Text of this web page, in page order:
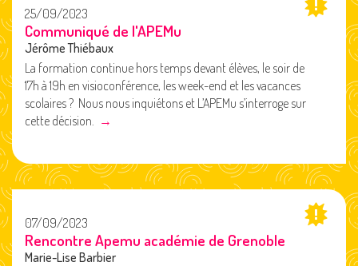
25/09/2023
Communiqué de l'APEMu
Jérôme Thiébaux
La formation continue hors temps devant élèves, le soir de
17h à 19h en visioconférence, les week-end et les vacances
scolaires ? Nous nous inquiétons et L’APEMu s’interroge sur
cette décision.
→
07/09/2023
Rencontre Apemu académie de Grenoble
Marie-Lise Barbier